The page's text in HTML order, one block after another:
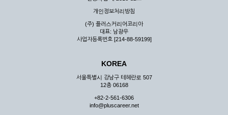
개인정보처리방침
(주) 플러스커리어코리아
대표: 남광우
사업자등록번호 [214-88-59199]
KOREA
서울특별시 강남구 테헤란로 507
12층 06168
+82-2-561-6306
info@pluscareer.net